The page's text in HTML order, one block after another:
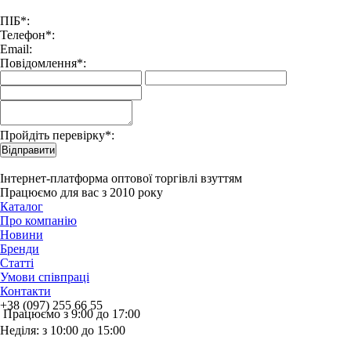
ПІБ*:
Телефон*:
Email:
Повідомлення*:
Пройдіть перевірку*:
Відправити
Інтернет-платформа оптової торгівлі взуттям
Працюємо для вас з 2010 року
Каталог
Про компанію
Новини
Бренди
Статті
Умови співпраці
Контакти
+38 (097) 255 66 55
Працюємо з 9:00 до 17:00
Неділя: з 10:00 до 15:00